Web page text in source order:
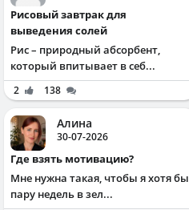
Рисовый завтрак для
выведения солей
Рис – природный абсорбент,
который впитывает в себ...
2 138
Алина
30-07-2026
Где взять мотивацию?
Мне нужна такая, чтобы я хотя бы
пару недель в зел...